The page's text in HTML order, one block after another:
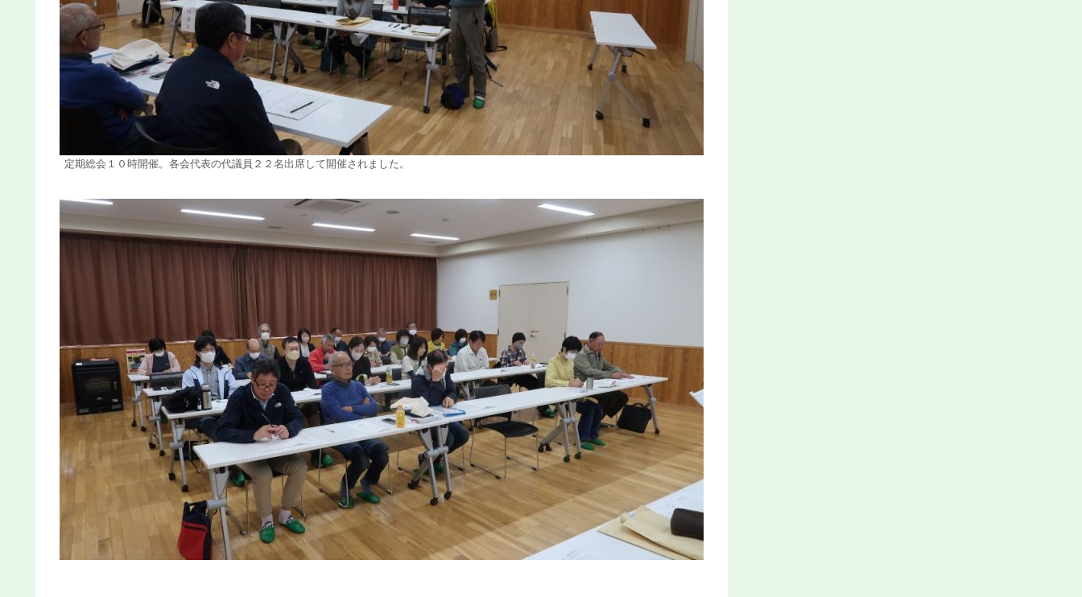
定期総会１０時開催。各会代表の代議員２２名出席して開催されました。